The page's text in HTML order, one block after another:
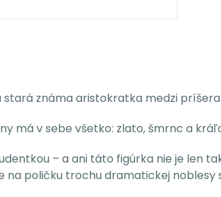
stará známa aristokratka medzi
má v sebe všetko: zlato, šmrnc a
– a ani táto figúrka nie je len
na poličku trochu dramatickej noblesy